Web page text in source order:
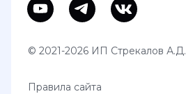
© 2021-2026 ИП Стрекалов А.Д.
Правила сайта